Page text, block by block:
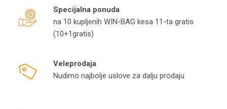
Specijalna ponuda
na 10 kupljenih WIN-BAG kesa 11-ta gratis
(10+1gratis)
Veleprodaja
Nudimo najbolje uslove za dalju prodaju